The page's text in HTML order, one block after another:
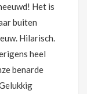
Het is
buiten
Hilarisch.
heel
benarde